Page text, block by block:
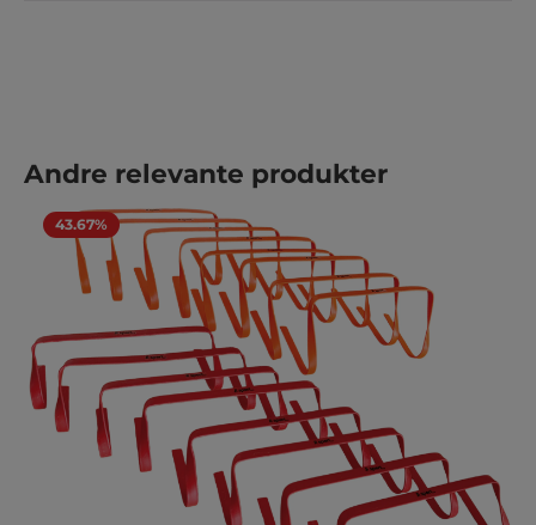
Hopp over produktgalleri
Andre relevante produkter
43.67%